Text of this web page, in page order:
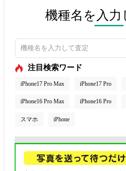
機種名を入力
注目検索ワード
iPhone17 Pro Max iPhone17 Pro
iPhone16 Pro Max iPhone16 Pro
スマホ iPhone